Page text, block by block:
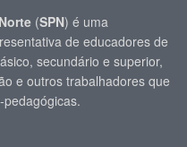
(SPN) é uma
de educadores de
secundário e superior,
e outros trabalhadores que